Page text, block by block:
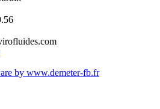
by www.demeter-fb.fr